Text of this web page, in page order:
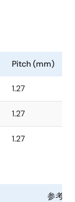
Pitch (mm)
1.27
1.27
1.27
参考